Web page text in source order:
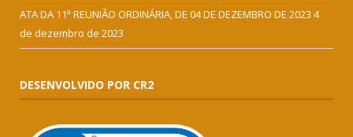
ATA DA 11ª REUNIÃO ORDINÁRIA, DE 04 DE DEZEMBRO DE 2023 4
de dezembro de 2023
DESENVOLVIDO POR CR2